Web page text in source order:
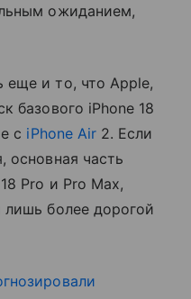
ожиданием,
еще и то, что Apple,
базового iPhone 18
с iPhone Air2. Если
основная часть
Pro и Pro Max,
лишь более дорогой